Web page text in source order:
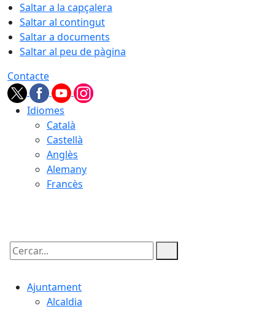
Saltar a la capçalera
Saltar al contingut
Saltar a documents
Saltar al peu de pàgina
Contacte
Idiomes
Català
Castellà
Anglès
Alemany
Francès
Cercar:
Ajuntament
Alcaldia